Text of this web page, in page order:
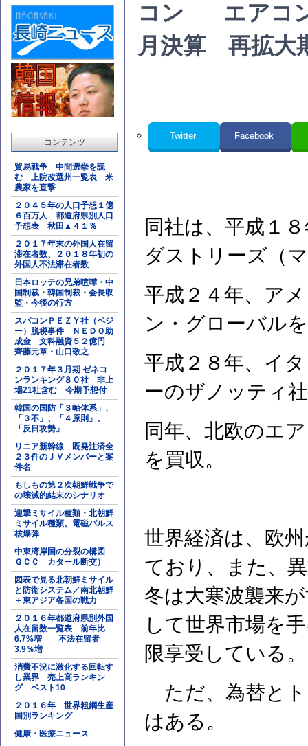
コンテンツ
貿易戦争 中間選挙を読
む 上院改選州一覧表 米
農家を直撃
２０４５年の人口予想１億
６百万人 都道府県別人口
予想表 秋田▲４１％
２０１７年末の外国人在留
滞在者数、２０１８年初の
外国人不法滞在者数
日本ロッテの兄弟喧嘩・中
国制裁・韓国制裁・会長収
監・今後の行方
スパコンＰＥＺＹ社（ペジ
ー）脱税事件 ＮＥＤＯ助
成金 文科融資５２億円
齊藤元章・山口敬之
２０１７年３月期 ゼネコ
ンランキング８０社 非上
場21社含む 今期予想付
韓国の国防「３軸体系」、
「３不」、「４原則」、
「反日攻勢」
リニア新幹線 既発注済全
２３件のＪＶメンバーと案
件名
もしもの第２次朝鮮戦争で
の壊滅的結末のシナリオ
迎撃ミサイル種類・北朝鮮
ミサイル種類、電磁パルス
核爆弾
中東湾岸国の分裂の構図
ＧＣＣ カタール断交）
図表で見る北朝鮮ミサイル
と防衛システム／南北朝鮮
＋東アジア各国の戦力
２０１６年都道府県別外国
人在留数一覧表 前年比
6.7%増 不法在留者
3.9％増
消費不況に激化する回転す
し業界 売上高ランキン
グ ベスト10
２０１６年 世界粗鋼生産
国別ランキング
健康・医療ニュース
エアコ
月決算 再拡大
Twitter Facebook
同社は、平成１
ダストリーズ（
平成２４年、ア
ン・グローバル
平成２８年、イ
ーのザノッティ
同年、北欧のエ
を買収。
世界経済は、欧
ており、また、
冬は大寒波襲来
して世界市場を
限享受している。
ただ、為替とト
はある。